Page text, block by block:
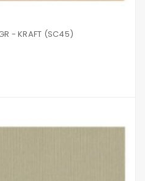
- KRAFT (SC45)